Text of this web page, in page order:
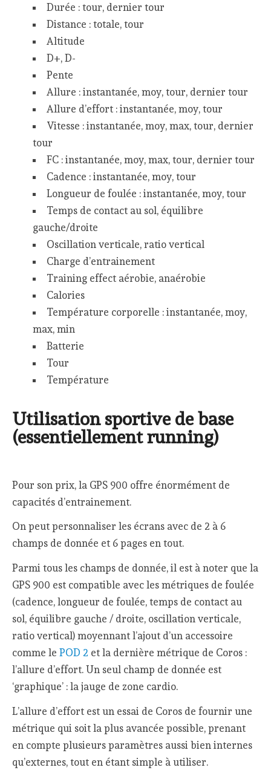
Durée : tour, dernier tour
Distance : totale, tour
Altitude
D+, D-
Pente
Allure : instantanée, moy, tour, dernier tour
Allure d’effort : instantanée, moy, tour
Vitesse : instantanée, moy, max, tour, dernier
tour
FC : instantanée, moy, max, tour, dernier tour
Cadence : instantanée, moy, tour
Longueur de foulée : instantanée, moy, tour
Temps de contact au sol, équilibre
gauche/droite
Oscillation verticale, ratio vertical
Charge d’entrainement
Training effect aérobie, anaérobie
Calories
Température corporelle : instantanée, moy,
max, min
Batterie
Tour
Température
Utilisation sportive de base
(essentiellement running)
Pour son prix, la GPS 900 offre énormément de
capacités d’entrainement.
On peut personnaliser les écrans avec de 2 à 6
champs de donnée et 6 pages en tout.
Parmi tous les champs de donnée, il est à noter que la
GPS 900 est compatible avec les métriques de foulée
(cadence, longueur de foulée, temps de contact au
sol, équilibre gauche / droite, oscillation verticale,
ratio vertical) moyennant l’ajout d’un accessoire
comme lePOD 2 et la dernière métrique de Coros :
l’allure d’effort. Un seul champ de donnée est
‘graphique’ : la jauge de zone cardio.
L’allure d’effort est un essai de Coros de fournir une
métrique qui soit la plus avancée possible, prenant
en compte plusieurs paramètres aussi bien internes
qu’externes, tout en étant simple à utiliser.